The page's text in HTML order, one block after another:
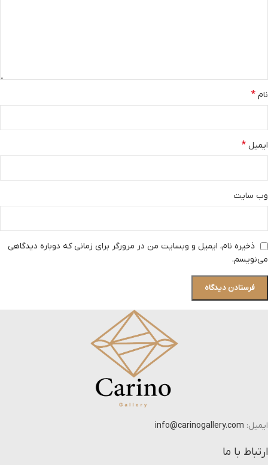
نام *
ایمیل *
وب‌ سایت
ذخیره نام، ایمیل و وبسایت من در مرورگر برای زمانی که دوباره دیدگاهی
می‌نویسم.
ایمیل: info@carinogallery.com
ارتباط با ما